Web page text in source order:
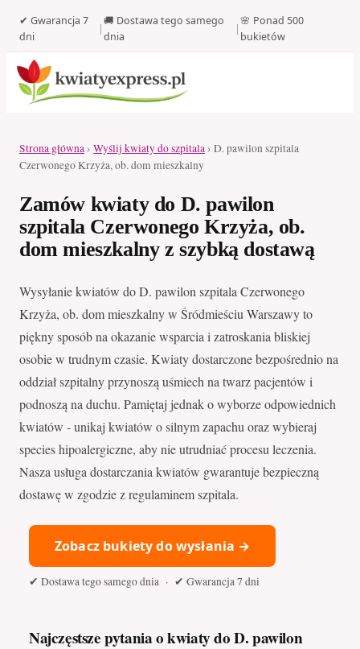
✔ Gwarancja 7
dni
|
🚚 Dostawa tego samego
dnia
|
🌸 Ponad 500
bukietów
Strona główna› Wyślij kwiaty do szpitala› D. pawilon szpitala
Czerwonego Krzyża, ob. dom mieszkalny
Zamów kwiaty do D. pawilon
szpitala Czerwonego Krzyża, ob.
dom mieszkalny z szybką dostawą
Wysyłanie kwiatów do D. pawilon szpitala Czerwonego
Krzyża, ob. dom mieszkalny w Śródmieściu Warszawy to
piękny sposób na okazanie wsparcia i zatroskania bliskiej
osobie w trudnym czasie. Kwiaty dostarczone bezpośrednio na
oddział szpitalny przynoszą uśmiech na twarz pacjentów i
podnoszą na duchu. Pamiętaj jednak o wyborze odpowiednich
kwiatów - unikaj kwiatów o silnym zapachu oraz wybieraj
species hipoalergiczne, aby nie utrudniać procesu leczenia.
Nasza usługa dostarczania kwiatów gwarantuje bezpieczną
dostawę w zgodzie z regulaminem szpitala.
Zobacz bukiety do wysłania →
✔ Dostawa tego samego dnia · ✔ Gwarancja 7 dni
Najczęstsze pytania o kwiaty do D. pawilon